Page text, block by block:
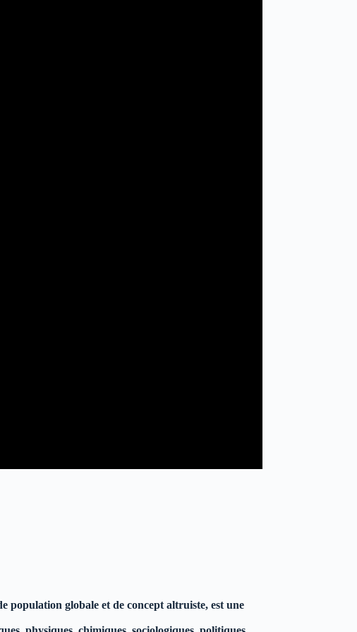
population globale et de concept altruiste, est une